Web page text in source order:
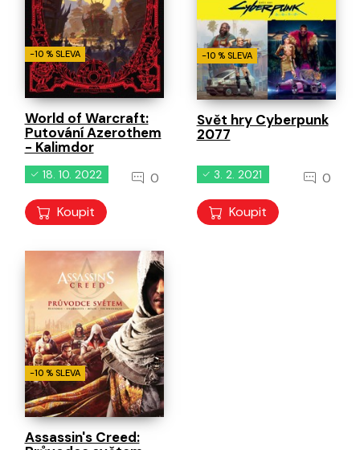
-10 % SLEVA
World of Warcraft:
Putování Azerothem
- Kalimdor
18. 10. 2022 0
Koupit
-10 % SLEVA
Svět hry Cyberpunk
2077
3. 2. 2021 0
Koupit
-10 % SLEVA
Assassin's Creed: